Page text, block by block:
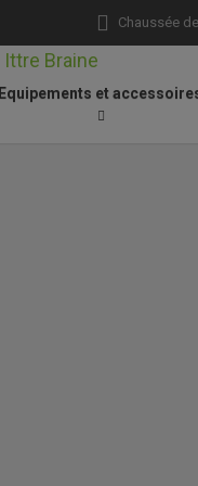
Chaussée
Equipements et